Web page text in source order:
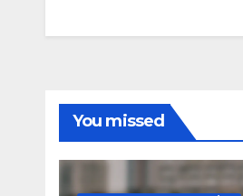
You missed